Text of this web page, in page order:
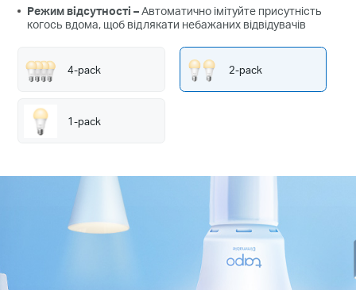
Режим відсутності–Автоматично імітуйте присутність
когось вдома, щоб відлякати небажаних відвідувачів
4-pack 2-pack
1-pack